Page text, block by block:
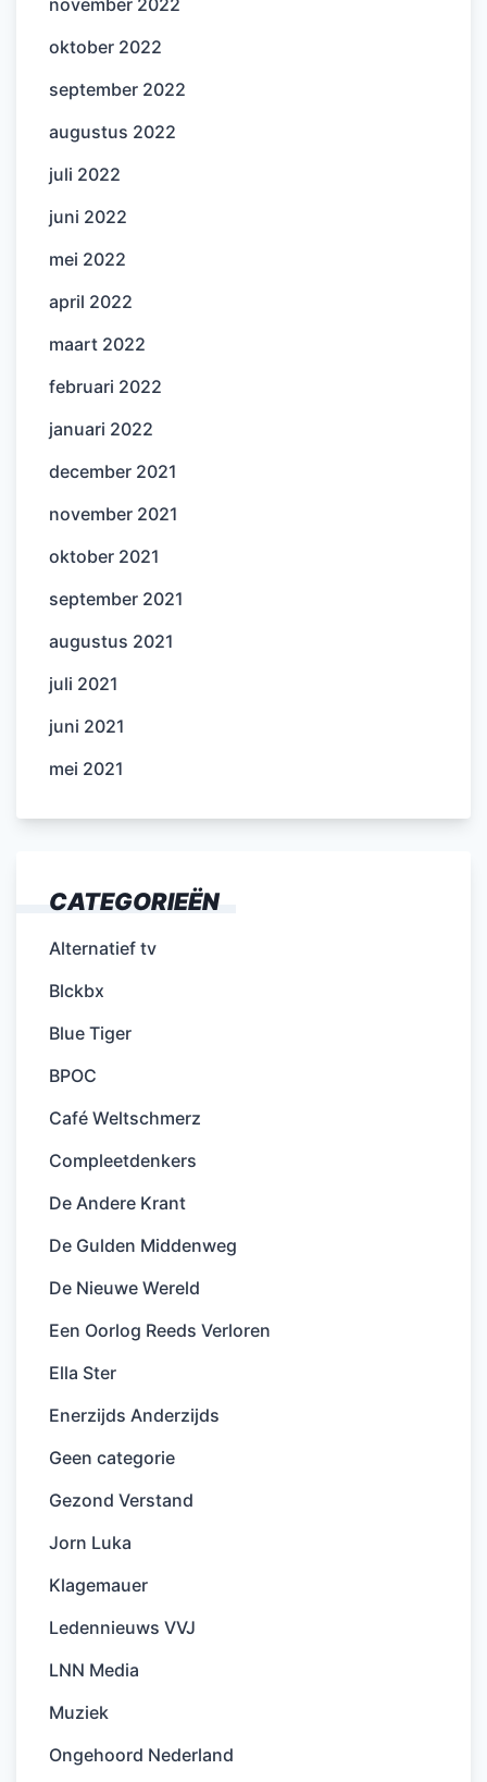
november 2022
oktober 2022
september 2022
augustus 2022
juli 2022
juni 2022
mei 2022
april 2022
maart 2022
februari 2022
januari 2022
december 2021
november 2021
oktober 2021
september 2021
augustus 2021
juli 2021
juni 2021
mei 2021
CATEGORIEËN
Alternatief tv
Blckbx
Blue Tiger
BPOC
Café Weltschmerz
Compleetdenkers
De Andere Krant
De Gulden Middenweg
De Nieuwe Wereld
Een Oorlog Reeds Verloren
Ella Ster
Enerzijds Anderzijds
Geen categorie
Gezond Verstand
Jorn Luka
Klagemauer
Ledennieuws VVJ
LNN Media
Muziek
Ongehoord Nederland